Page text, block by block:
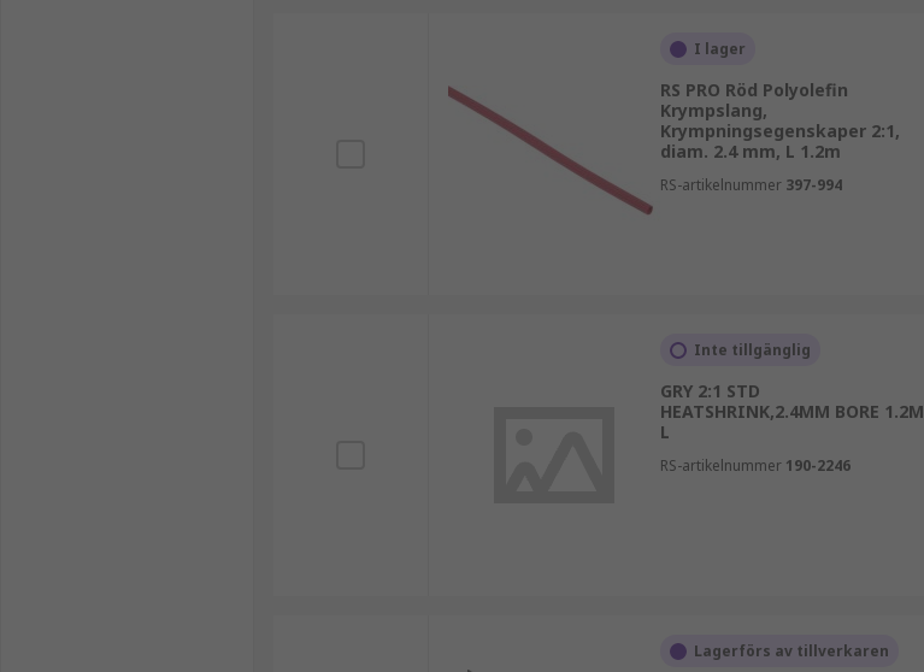
I lager
RS PRO Röd Polyolefin
Krympslang,
Krympningsegenskaper 2:1,
diam. 2.4 mm, L 1.2m
RS-artikelnummer 397-994
Inte tillgänglig
GRY 2:1 STD
HEATSHRINK,2.4MM BORE 1.2M
L
RS-artikelnummer 190-2246
Lagerförs av tillverkaren